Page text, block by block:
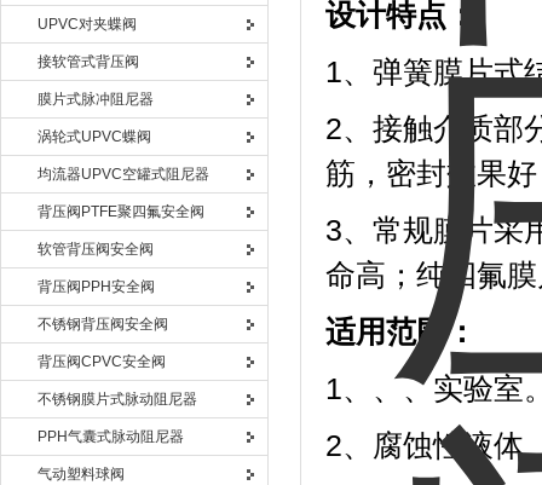
UPVC对夹蝶阀
接软管式背压阀
膜片式脉冲阻尼器
涡轮式UPVC蝶阀
均流器UPVC空罐式阻尼器
背压阀PTFE聚四氟安全阀
软管背压阀安全阀
背压阀PPH安全阀
不锈钢背压阀安全阀
背压阀CPVC安全阀
不锈钢膜片式脉动阻尼器
PPH气囊式脉动阻尼器
气动塑料球阀
设计特点：
1、弹簧膜片式
2、接触介质部
筋，密封效果
3、常规膜片采
命高；纯四氟
适用范围：
1、、、实验室
2、腐蚀性液体